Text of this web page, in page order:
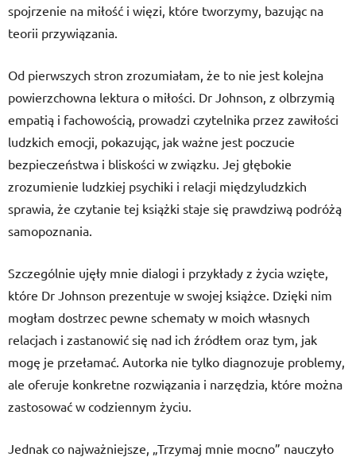
spojrzenie na miłość i więzi, które tworzymy, bazując na
teorii przywiązania.
Od pierwszych stron zrozumiałam, że to nie jest kolejna
powierzchowna lektura o miłości. Dr Johnson, z olbrzymią
empatią i fachowością, prowadzi czytelnika przez zawiłości
ludzkich emocji, pokazując, jak ważne jest poczucie
bezpieczeństwa i bliskości w związku. Jej głębokie
zrozumienie ludzkiej psychiki i relacji międzyludzkich
sprawia, że czytanie tej książki staje się prawdziwą podróżą
samopoznania.
Szczególnie ujęły mnie dialogi i przykłady z życia wzięte,
które Dr Johnson prezentuje w swojej książce. Dzięki nim
mogłam dostrzec pewne schematy w moich własnych
relacjach i zastanowić się nad ich źródłem oraz tym, jak
mogę je przełamać. Autorka nie tylko diagnozuje problemy,
ale oferuje konkretne rozwiązania i narzędzia, które można
zastosować w codziennym życiu.
Jednak co najważniejsze, „Trzymaj mnie mocno” nauczyło